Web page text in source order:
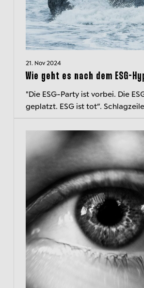
21. Nov 2024
Wie geht es nach dem ESG-
"Die ESG-Party ist vorbei. Die
geplatzt. ESG ist tot“.
verkünden, sind ebenso vielfältig